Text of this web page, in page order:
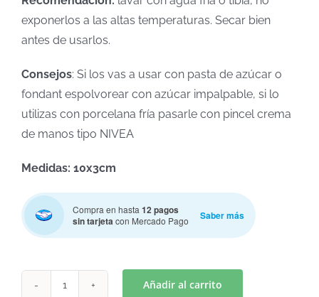
exponerlos a las altas temperaturas. Secar bien
antes de usarlos.
Consejos: Si los vas a usar con pasta de azúcar o
fondant espolvorear con azúcar impalpable, si lo
utilizas con porcelana fría pasarle con pincel crema
de manos tipo NIVEA
Medidas: 10x3cm
Compra en hasta 12 pagos
sin tarjetacon Mercado Pago Saber más
Añadir al carrito